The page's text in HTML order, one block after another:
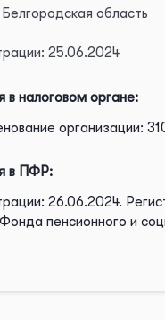
область
25.06.2024
в налоговом органе:
организации:
в ПФР:
26.06.2024.
пенсионного и